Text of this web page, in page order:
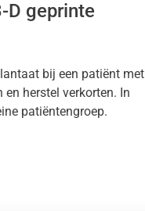
D geprinte
bij een patiënt met
herstel verkorten. In
patiëntengroep.